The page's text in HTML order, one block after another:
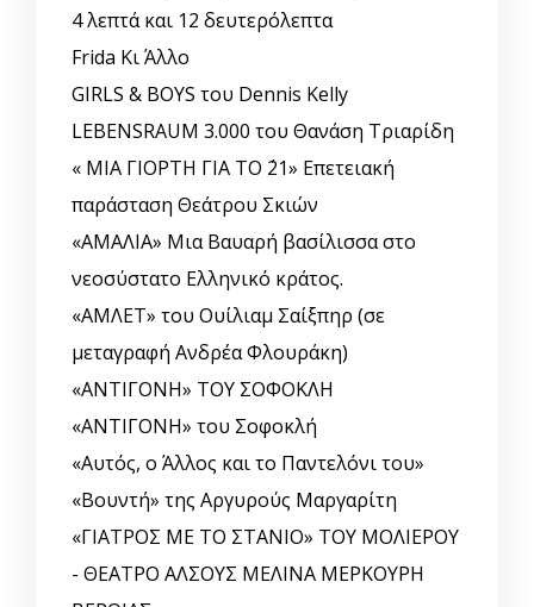
4 λεπτά και 12 δευτερόλεπτα
Frida Κι Άλλο
GIRLS & BOYS του Dennis Kelly
LEBENSRAUM 3.000 του Θανάση Τριαρίδη
« ΜΙΑ ΓΙΟΡΤΗ ΓΙΑ ΤΟ ΄21» Επετειακή
παράσταση Θεάτρου Σκιών
«ΑΜΑΛΙΑ» Μια Βαυαρή βασίλισσα στο
νεοσύστατο Ελληνικό κράτος.
«ΑΜΛΕΤ» του Ουίλιαμ Σαίξπηρ (σε
μεταγραφή Ανδρέα Φλουράκη)
«ΑΝΤΙΓΟΝΗ» ΤΟΥ ΣΟΦΟΚΛΗ
«ΑΝΤΙΓΟΝΗ» του Σοφοκλή
«Αυτός, o Άλλος και το Παντελόνι του»
«Βουντή» της Αργυρούς Μαργαρίτη
«ΓΙΑΤΡΟΣ ΜΕ ΤΟ ΣΤΑΝΙΟ» ΤΟΥ ΜΟΛΙΕΡΟΥ
- ΘΕΑΤΡΟ ΑΛΣΟΥΣ ΜΕΛΙΝΑ ΜΕΡΚΟΥΡΗ